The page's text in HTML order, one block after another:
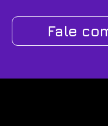
Fale